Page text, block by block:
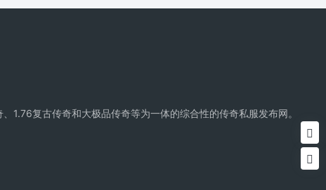
复古传奇和大极品传奇等为一体的综合性的传奇私服发布网。